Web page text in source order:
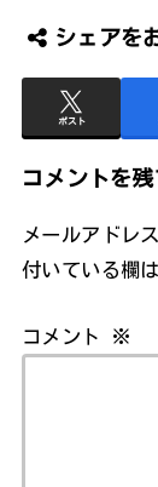
シェアを
ポスト
コメントを
メールアドレ
付いている欄
コメント ※